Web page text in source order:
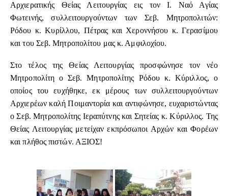
Αρχιερατικής Θείας Λειτουργίας εις τον Ι. Ναό Αγίας
Φωτεινής, συλλειτουργούντων των Σεβ. Μητροπολιτών:
Ρόδου κ. Κυρίλλου, Πέτρας και Χεροννήσου κ. Γερασίμου
και του Σεβ. Μητροπολίτου μας κ. Αμφιλοχίου.
Στο τέλος της Θείας Λειτουργίας προσφώνησε τον νέο
Μητροπολίτη ο Σεβ. Μητροπολίτης Ρόδου κ. Κύριλλος, ο
οποίος του ευχήθηκε, εκ μέρους των συλλειτουργούντων
Αρχιερέων καλή Ποιμαντορία και αντιφώνησε, ευχαριστώντας
ο Σεβ. Μητροπολίτης Ιεραπύτνης και Σητείας κ. Κύριλλος. Της
Θείας Λειτουργίας μετείχαν εκπρόσωποι Αρχών και Φορέων
και πλήθος πιστών. ΑΞΙΟΣ!